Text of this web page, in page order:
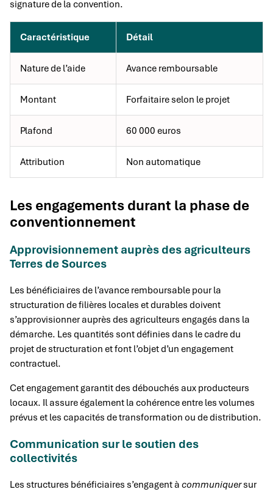
signature de la convention.
Caractéristique Détail
Nature de l’aide Avance remboursable
Montant Forfaitaire selon le projet
Plafond 60 000 euros
Attribution Non automatique
Les engagements durant la phase de
conventionnement
Approvisionnement auprès des agriculteurs
Terres de Sources
Les bénéficiaires de l’avance remboursable pour la
structuration de filières locales et durables doivent
s’approvisionner auprès des agriculteurs engagés dans la
démarche. Les quantités sont définies dans le cadre du
projet de structuration et font l’objet d’un engagement
contractuel.
Cet engagement garantit des débouchés aux producteurs
locaux. Il assure également la cohérence entre les volumes
prévus et les capacités de transformation ou de distribution.
Communication sur le soutien des
collectivités
Les structures bénéficiaires s’engagent à communiquersur